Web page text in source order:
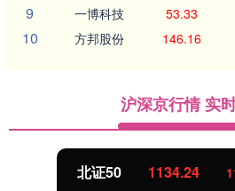
9 一博科技 53.33
10 方邦股份 146.16
沪深京行情 实
创业板指 3563.12